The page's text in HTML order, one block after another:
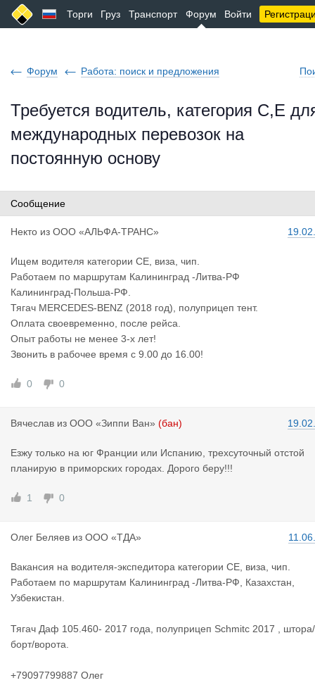
Торги Груз Транспорт Форум Войти
Форум Работа: поиск и предложения
Требуется водитель, категория C,E
международных перевозок на
постоянную основу
Сообщение
Некто из ООО «АЛЬФА-ТРАНС»
Ищем водителя категории СЕ, виза, чип.
Работаем по маршрутам Калининград -Литва-РФ
Калининград-Польша-РФ.
Тягач MERCEDES-BENZ (2018 год), полуприцеп тент.
Оплата своевременно, после рейса.
Опыт работы не менее 3-х лет!
Звонить в рабочее время с 9.00 до 16.00!
0 0
Вячеслав из ООО «Зиппи Ван» (бан)
Езжу только на юг Франции или Испанию, трехсуточный отстой
планирую в приморских городах. Дорого беру!!!
1 0
Олег Беляев из ООО «ТДА»
Вакансия на водителя-экспедитора категории СЕ, виза, чип.
Работаем по маршрутам Калининград -Литва-РФ, Казахстан,
Узбекистан.
Тягач Даф 105.460- 2017 года, полуприцеп Schmitc 2017 , штора/
борт/ворота.
+79097799887 Олег